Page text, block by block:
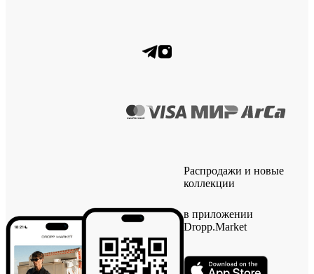
Распродажи и новые
коллекции
в приложении
Dropp.Market